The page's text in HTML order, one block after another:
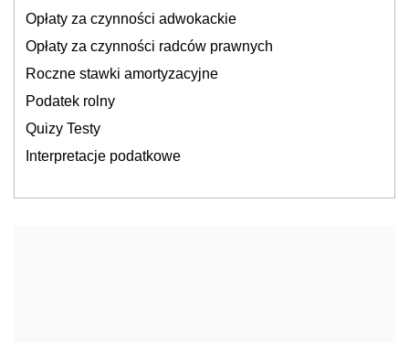
Opłaty za czynności adwokackie
Opłaty za czynności radców prawnych
Roczne stawki amortyzacyjne
Podatek rolny
Quizy Testy
Interpretacje podatkowe